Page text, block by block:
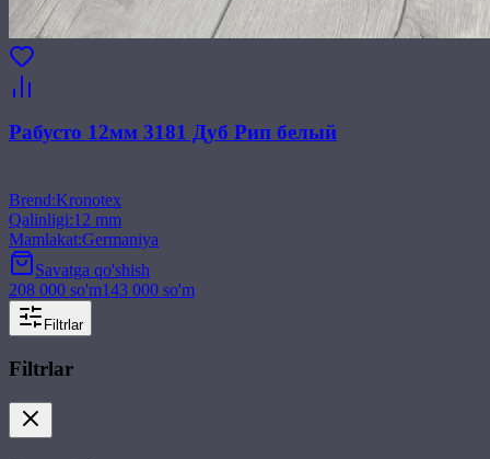
Рабусто 12мм 3181 Дуб Рип белый
Brend:Kronotex
Qalinligi:12 mm
Mamlakat:Germaniya
Savatga qo'shish
208 000 so'm143 000 so'm
Filtrlar
Filtrlar